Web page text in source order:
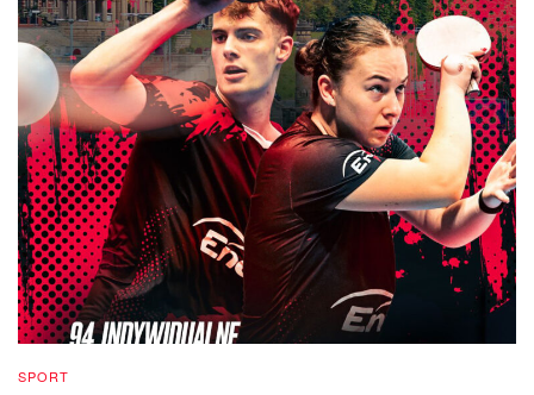
SPORT